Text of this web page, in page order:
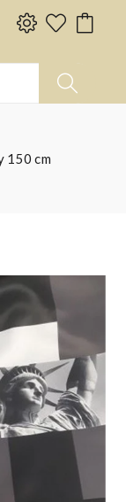
150 cm